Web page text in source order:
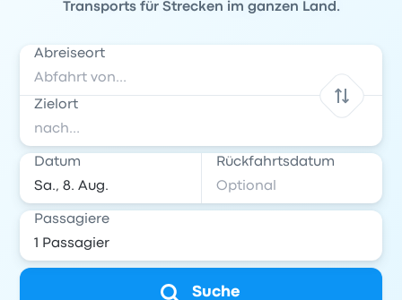
Transports für Strecken im ganzen Land.
Abreiseort
Zielort
Datum Rückfahrtsdatum
Passagiere
Suche